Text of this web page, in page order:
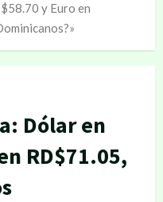
y Euro en
Dólar en
RD$71.05,